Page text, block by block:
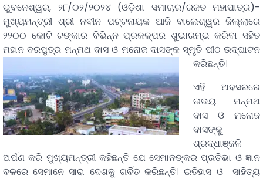
ଭୁବନେଶ୍ୱର, ୨୮/୦୨/୨୦୨୪ (ଓଡ଼ିଶା ସମାଚାର/ରଜତ ମହାପାତ୍ର)-
ମୁଖ୍ୟମନ୍ତ୍ରୀ ଶ୍ରୀ ନବୀନ ପଟ୍ଟନାୟକ ଆଜି ବାଲେଶ୍ୱର ଜିଲ୍ଲାରେ
୨୨୦୦ କୋଟି ଟଙ୍କାର ବିଭିନ୍ନ ପ୍ରକଳ୍ପର ଶୁଭାରମ୍ଭ କରିବା ସହିତ
ମହାନ ବରପୁତ୍ର ମନ୍ମଥ ଦାସ ଓ ମନୋଜ ଦାସଙ୍କ ସ୍ମୃତି ପୀଠ ଉଦ୍‌ଘାଟନ
କରିଛନ୍ତି।
ଏହି ଅବସରରେ
ଉଭୟ ମନ୍ମଥ
ଦାସ ଓ ମନୋଜ
ଦାସଙ୍କୁ
ଶ୍ରଦ୍ଧାଞ୍ଜଳି
ଅର୍ପଣ କରି ମୁଖ୍ୟମନ୍ତ୍ରୀ କହିଛନ୍ତି ଯେ ସେମାନଙ୍କର ପ୍ରତିଭା ଓ ଜ୍ଞାନ
ବଳରେ ସେମାନେ ସାରା ଦେଶକୁ ଗର୍ବିତ କରିଛନ୍ତି। ଇତିହାସ ଓ ସାହିତ୍ୟ